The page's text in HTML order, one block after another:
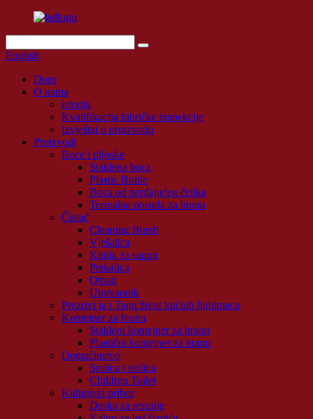
English
Dom
O nama
istorija
Kvalifikacija fabričke inspekcije
Izvještaj o proizvodu
Proizvodi
Boce i pljoske
Staklena boca
Plastic Bottle
Boca od nerđajućeg čelika
Termalna posuda za hranu
Čistač
Cleaning Bursh
Vješalica
Kutija za sapun
Prskalica
Otpad
Umivaonik
Prezrivi ja i Tajni život kućnih ljubimaca
Kontejner za hranu
Stakleni kontejner za hranu
Plastični kontejner za hranu
Domaćinstvo
Stolica i stolica
Children Toilet
Kuhinjski pribor
Daska za rezanje